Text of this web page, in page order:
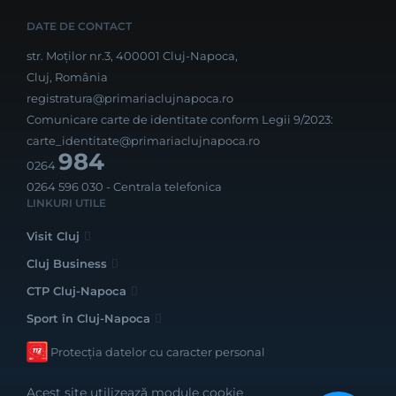
DATE DE CONTACT
str. Moților nr.3, 400001 Cluj-Napoca,
Cluj, România
registratura@primariaclujnapoca.ro
Comunicare carte de identitate conform Legii 9/2023:
carte_identitate@primariaclujnapoca.ro
0264984
0264 596 030 - Centrala telefonica
LINKURI UTILE
Visit Cluj
Cluj Business
CTP Cluj-Napoca
Sport în Cluj-Napoca
Protecția datelor cu caracter personal
Acest site utilizează module cookie